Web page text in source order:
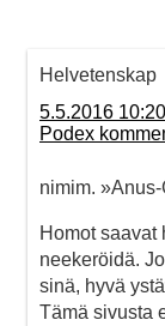
Helvetenskap
5.5.2016 10:20
Podex
nimim.
Homot saavat
neekeröidä.
sinä, hyvä
Tämä sivusta